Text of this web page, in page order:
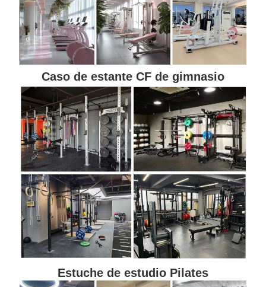
Caso de estante CF de gimnasio
Estuche de estudio Pilates